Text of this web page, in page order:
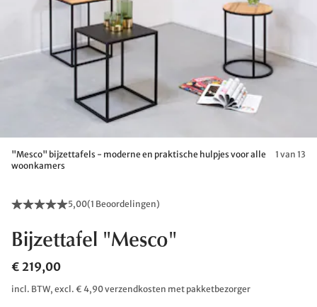
"Mesco" bijzettafels - moderne en praktische hulpjes voor alle
woonkamers
1 van 13
5,00(1 Beoordelingen)
Bijzettafel "Mesco"
€ 219,00
incl. BTW, excl. € 4,90 verzendkosten met pakketbezorger